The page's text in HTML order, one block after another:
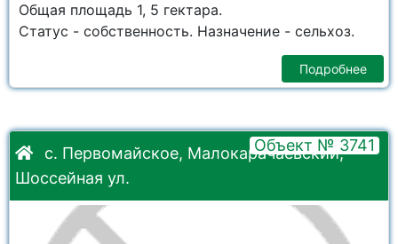
Общая площадь 1, 5 гектара.
Статус - собственность. Назначение - сельхоз.
Подробнее
с. Первомайское, Малокарачаевский,
Шоссейная ул.
Объект № 3741